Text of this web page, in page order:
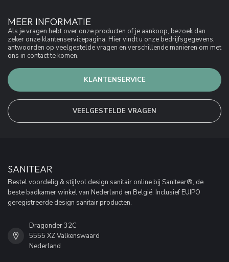
MEER INFORMATIE
Als je vragen hebt over onze producten of je aankoop, bezoek dan
zeker onze klantenservicepagina. Hier vindt u onze bedrijfsgegevens,
antwoorden op veelgestelde vragen en verschillende manieren om met
ons in contact te komen.
KLANTENSERVICE
VEELGESTELDE VRAGEN
SANITEAR
Bestel voordelig & stijlvol design sanitair online bij Sanitear®, de
beste badkamer winkel van Nederland en België. Inclusief EUIPO
geregistreerde design sanitair producten.
Dragonder 32C
5555 XZ Valkenswaard
Nederland